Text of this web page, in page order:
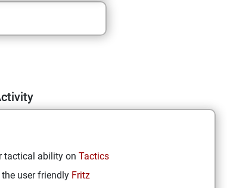
tactical ability on Tactics
user friendly Fritz